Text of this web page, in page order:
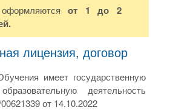
от 1 до 2
лицензия, договор
имеет государственную
деятельность
от 14.10.2022